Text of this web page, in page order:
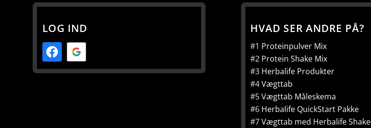
LOG IND HVAD SER ANDRE PÅ?
#1 Proteinpulver Mix
#2 Protein Shake Mix
#3 Herbalife Produkter
#4Vægttab
#5Vægttab Måleskema
#6 Herbalife QuickStart Pakke
#7Vægttab med Herbalife